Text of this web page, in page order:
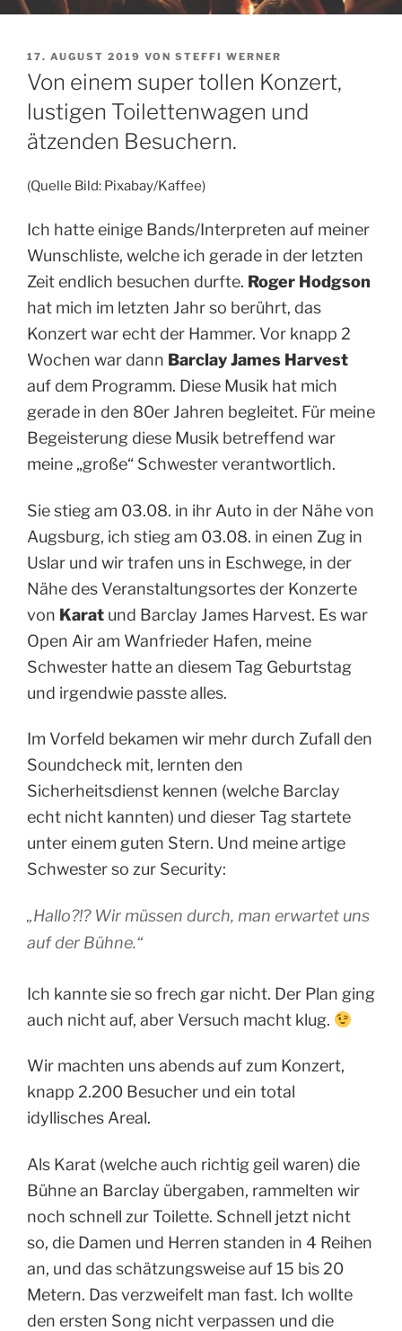
VERÖFFENTLICHT
AM
17. AUGUST 2019 VON STEFFI WERNER
Von einem super tollen Konzert,
lustigen Toilettenwagen und
ätzenden Besuchern.
(Quelle Bild: Pixabay/Kaffee)
Ich hatte einige Bands/Interpreten auf meiner
Wunschliste, welche ich gerade in der letzten
Zeit endlich besuchen durfte. Roger Hodgson
hat mich im letzten Jahr so berührt, das
Konzert war echt der Hammer. Vor knapp 2
Wochen war dann Barclay James Harvest
auf dem Programm. Diese Musik hat mich
gerade in den 80er Jahren begleitet. Für meine
Begeisterung diese Musik betreffend war
meine „große“ Schwester verantwortlich.
Sie stieg am 03.08. in ihr Auto in der Nähe von
Augsburg, ich stieg am 03.08. in einen Zug in
Uslar und wir trafen uns in Eschwege, in der
Nähe des Veranstaltungsortes der Konzerte
von Karat und Barclay James Harvest. Es war
Open Air am Wanfrieder Hafen, meine
Schwester hatte an diesem Tag Geburtstag
und irgendwie passte alles.
Im Vorfeld bekamen wir mehr durch Zufall den
Soundcheck mit, lernten den
Sicherheitsdienst kennen (welche Barclay
echt nicht kannten) und dieser Tag startete
unter einem guten Stern. Und meine artige
Schwester so zur Security:
„Hallo?!? Wir müssen durch, man erwartet uns
auf der Bühne.“
Ich kannte sie so frech gar nicht. Der Plan ging
auch nicht auf, aber Versuch macht klug.
Wir machten uns abends auf zum Konzert,
knapp 2.200 Besucher und ein total
idyllisches Areal.
Als Karat (welche auch richtig geil waren) die
Bühne an Barclay übergaben, rammelten wir
noch schnell zur Toilette. Schnell jetzt nicht
so, die Damen und Herren standen in 4 Reihen
an, und das schätzungsweise auf 15 bis 20
Metern. Das verzweifelt man fast. Ich wollte
den ersten Song nicht verpassen und die